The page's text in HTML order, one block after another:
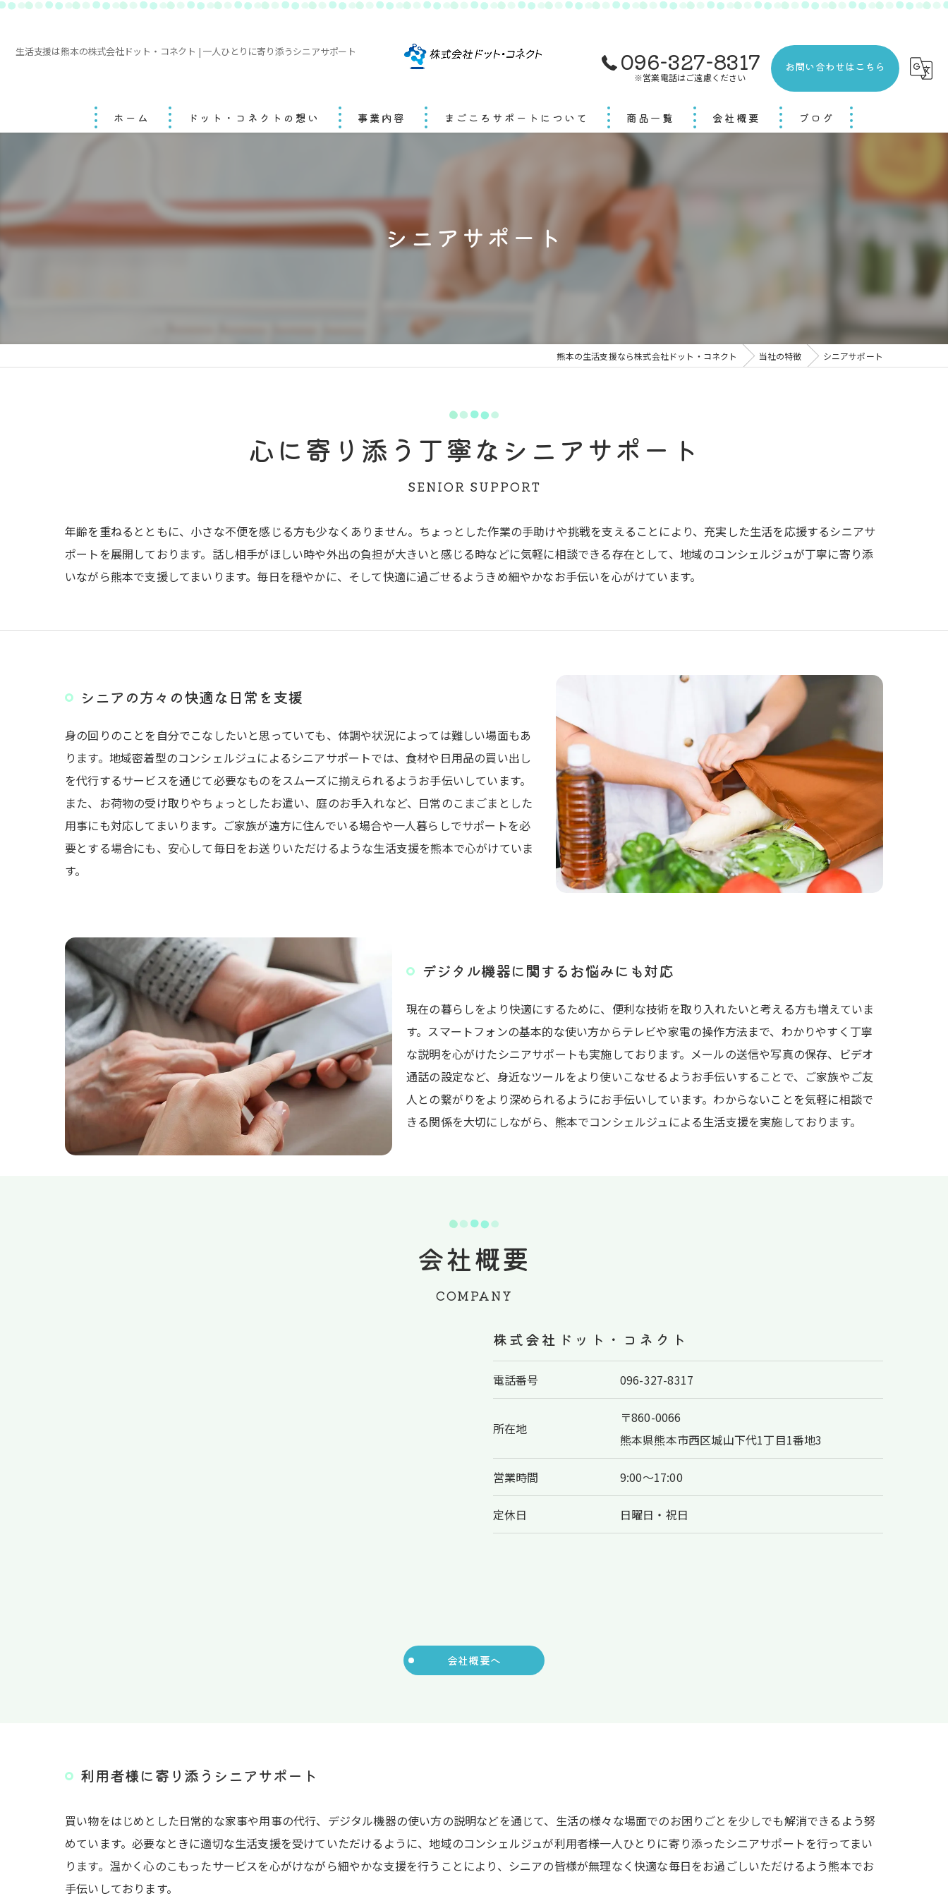
生活支援は熊本の株式会社ドット・コネクト | 一人ひとりに寄り添うシニアサポート 096-327-8317
※営業電話はご遠慮ください
お問い合わせはこちら
ホーム ドット・コネクトの想い 事業内容 まごころサポートについて 商品一覧 会社概要 ブログ
シニアサポート
熊本の生活支援なら株式会社ドット・コネクト 当社の特徴 シニアサポート
心に寄り添う丁寧なシニアサポート
SENIOR SUPPORT
年齢を重ねるとともに、小さな不便を感じる方も少なくありません。ちょっとした作業の手助けや挑戦を支えることにより、充実した生活を応援するシニアサ
ポートを展開しております。話し相手がほしい時や外出の負担が大きいと感じる時などに気軽に相談できる存在として、地域のコンシェルジュが丁寧に寄り添
いながら熊本で支援してまいります。毎日を穏やかに、そして快適に過ごせるようきめ細やかなお手伝いを心がけています。
シニアの方々の快適な日常を支援
身の回りのことを自分でこなしたいと思っていても、体調や状況によっては難しい場面もあ
ります。地域密着型のコンシェルジュによるシニアサポートでは、食材や日用品の買い出し
を代行するサービスを通じて必要なものをスムーズに揃えられるようお手伝いしています。
また、お荷物の受け取りやちょっとしたお遣い、庭のお手入れなど、日常のこまごまとした
用事にも対応してまいります。ご家族が遠方に住んでいる場合や一人暮らしでサポートを必
要とする場合にも、安心して毎日をお送りいただけるような生活支援を熊本で心がけていま
す。
デジタル機器に関するお悩みにも対応
現在の暮らしをより快適にするために、便利な技術を取り入れたいと考える方も増えていま
す。スマートフォンの基本的な使い方からテレビや家電の操作方法まで、わかりやすく丁寧
な説明を心がけたシニアサポートも実施しております。メールの送信や写真の保存、ビデオ
通話の設定など、身近なツールをより使いこなせるようお手伝いすることで、ご家族やご友
人との繋がりをより深められるようにお手伝いしています。わからないことを気軽に相談で
きる関係を大切にしながら、熊本でコンシェルジュによる生活支援を実施しております。
会社概要
COMPANY
株式会社ドット・コネクト
電話番号 096-327-8317
所在地
〒860-0066
熊本県熊本市西区城山下代1丁目1番地3
営業時間 9:00～17:00
定休日 日曜日・祝日
会社概要へ
利用者様に寄り添うシニアサポート
買い物をはじめとした日常的な家事や用事の代行、デジタル機器の使い方の説明などを通じて、生活の様々な場面でのお困りごとを少しでも解消できるよう努
めています。必要なときに適切な生活支援を受けていただけるように、地域のコンシェルジュが利用者様一人ひとりに寄り添ったシニアサポートを行ってまい
ります。温かく心のこもったサービスを心がけながら細やかな支援を行うことにより、シニアの皆様が無理なく快適な毎日をお過ごしいただけるよう熊本でお
手伝いしております。